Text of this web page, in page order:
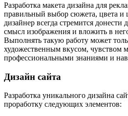
Разработка макета дизайна для
правильный выбор сюжета, цвета
дизайнер всегда стремится донести
смысл изображения и вложить в
Выполнять такую работу может
художественным вкусом, чувством
профессиональными знаниями и
Дизайн сайта
Разработка уникального дизайна
проработку следующих элементов: